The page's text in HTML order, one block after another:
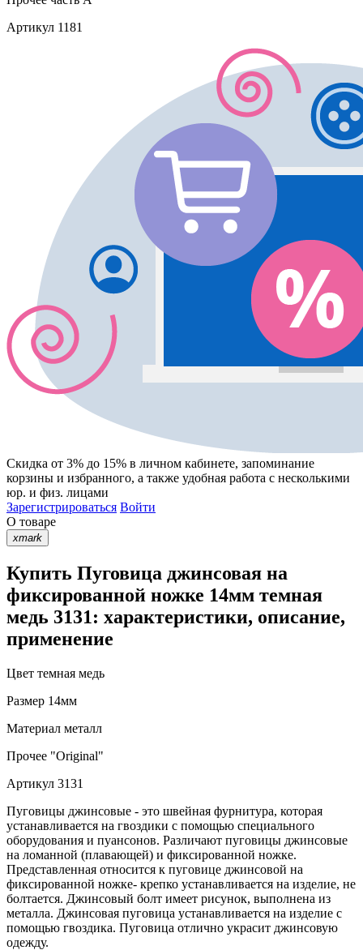
Артикул 1181
Скидка от 3% до 15% в личном кабинете, запоминание
корзины и избранного, а также удобная работа с несколькими
юр. и физ. лицами
Зарегистрироваться Войти
О товаре
xmark
Купить Пуговица джинсовая на
фиксированной ножке 14мм темная
медь 3131: характеристики, описание,
применение
Цвет темная медь
Размер 14мм
Материал металл
Прочее "Original"
Артикул 3131
Пуговицы джинсовые - это швейная фурнитура, которая
устанавливается на гвоздики с помощью специального
оборудования и пуансонов. Различают пуговицы джинсовые
на ломанной (плавающей) и фиксированной ножке.
Представленная относится к пуговице джинсовой на
фиксированной ножке- крепко устанавливается на изделие, не
болтается. Джинсовый болт имеет рисунок, выполнена из
металла. Джинсовая пуговица устанавливается на изделие с
помощью гвоздика. Пуговица отлично украсит джинсовую
одежду.